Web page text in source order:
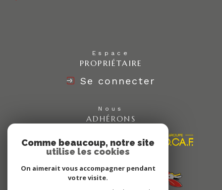
Espace
PROPRIÉTAIRE
Se connecter
Nous
ADHÉRONS
Comme beaucoup, notre site
utilise les cookies
On aimerait vous accompagner pendant
votre visite.